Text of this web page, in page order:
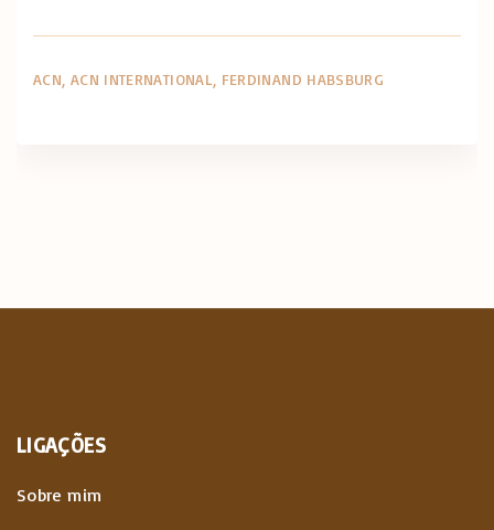
ACN ACN INTERNATIONAL FERDINAND HABSBURG
LIGAÇÕES
Sobre mim